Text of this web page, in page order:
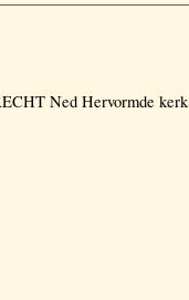
Ned Hervormde kerk